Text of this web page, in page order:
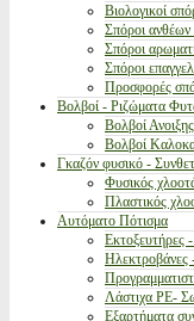
Βιολογικοί
Σπόροι
Σπόροι
Σπόροι
Προσφορές
Βολβοί - Ριζώματα
Βολβοί Ανοιξης
Βολβοί
Γκαζόν φυσικό -
Φυσικός
Πλαστικός
Αυτόματο Πότισμα
Εκτοξευτήρες
Ηλεκτροβάνες
Λάστιχα PE-
Εξαρτήματα